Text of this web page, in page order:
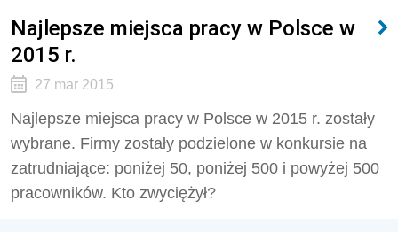
Najlepsze miejsca pracy w Polsce w
2015 r.
27 mar 2015
Najlepsze miejsca pracy w Polsce w 2015 r. zostały
wybrane. Firmy zostały podzielone w konkursie na
zatrudniające: poniżej 50, poniżej 500 i powyżej 500
pracowników. Kto zwyciężył?